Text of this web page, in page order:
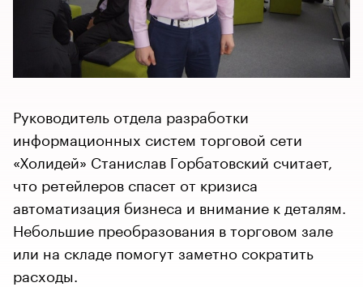
Руководитель отдела разработки
информационных систем торговой сети
«Холидей» Станислав Горбатовский считает,
что ретейлеров спасет от кризиса
автоматизация бизнеса и внимание к деталям.
Небольшие преобразования в торговом зале
или на складе помогут заметно сократить
расходы.